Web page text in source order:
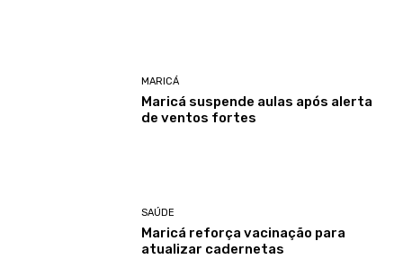
MARICÁ
Maricá suspende aulas após alerta
de ventos fortes
SAÚDE
Maricá reforça vacinação para
atualizar cadernetas